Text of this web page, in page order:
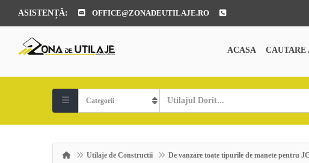
ASISTENȚĂ: OFFICE@ZONADEUTILAJE.RO
ACASA CAUTARE
Utilaje de Constructii De vanzare toate tipurile de manete pentru